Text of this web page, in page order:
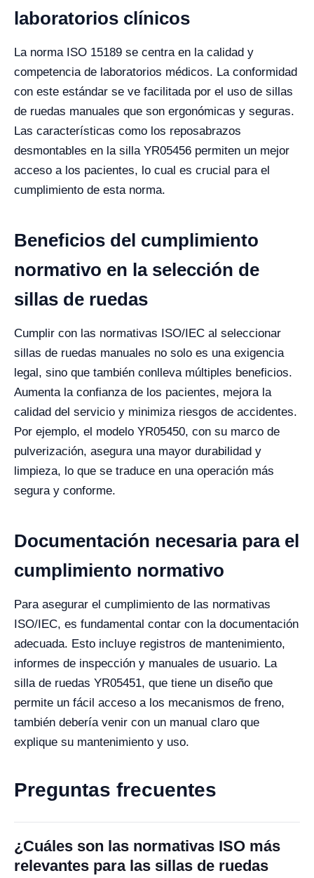
laboratorios clínicos
La norma ISO 15189 se centra en la calidad y
competencia de laboratorios médicos. La conformidad
con este estándar se ve facilitada por el uso de sillas
de ruedas manuales que son ergonómicas y seguras.
Las características como los reposabrazos
desmontables en la silla YR05456 permiten un mejor
acceso a los pacientes, lo cual es crucial para el
cumplimiento de esta norma.
Beneficios del cumplimiento
normativo en la selección de
sillas de ruedas
Cumplir con las normativas ISO/IEC al seleccionar
sillas de ruedas manuales no solo es una exigencia
legal, sino que también conlleva múltiples beneficios.
Aumenta la confianza de los pacientes, mejora la
calidad del servicio y minimiza riesgos de accidentes.
Por ejemplo, el modelo YR05450, con su marco de
pulverización, asegura una mayor durabilidad y
limpieza, lo que se traduce en una operación más
segura y conforme.
Documentación necesaria para el
cumplimiento normativo
Para asegurar el cumplimiento de las normativas
ISO/IEC, es fundamental contar con la documentación
adecuada. Esto incluye registros de mantenimiento,
informes de inspección y manuales de usuario. La
silla de ruedas YR05451, que tiene un diseño que
permite un fácil acceso a los mecanismos de freno,
también debería venir con un manual claro que
explique su mantenimiento y uso.
Preguntas frecuentes
¿Cuáles son las normativas ISO más
relevantes para las sillas de ruedas